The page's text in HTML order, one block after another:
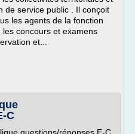
de service public . Il conçoit
les agents de la fonction
concours et examens
et...
C